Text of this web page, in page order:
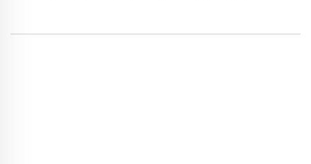
للعدو. توقّفت قوى عديدة عن القتال مع تراجع